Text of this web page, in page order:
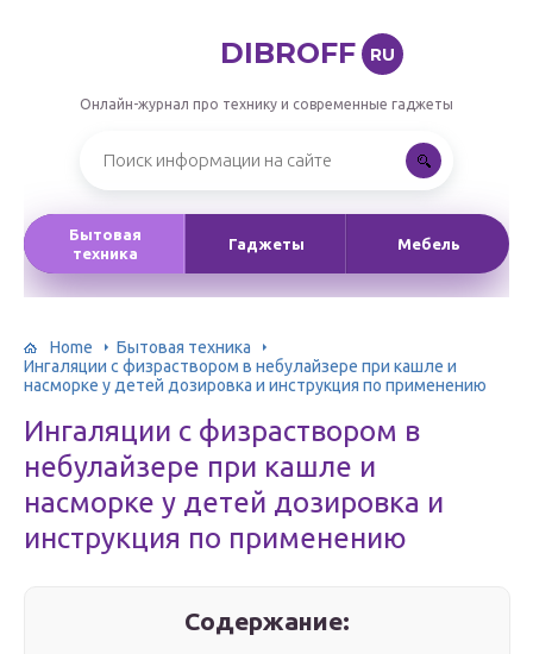
DIBROFF RU
Онлайн-журнал про технику и современные гаджеты
Бытовая
техника
Гаджеты Мебель
Home
Бытовая техника
Ингаляции с физраствором в небулайзере при кашле и
насморке у детей дозировка и инструкция по применению
Ингаляции с физраствором в
небулайзере при кашле и
насморке у детей дозировка и
инструкция по применению
Содержание: